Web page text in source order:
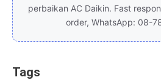
perbaikan AC Daikin. Fast
order, WhatsApp: 08-
Tags